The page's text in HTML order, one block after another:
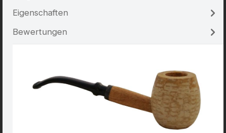
Eigenschaften
Bewertungen